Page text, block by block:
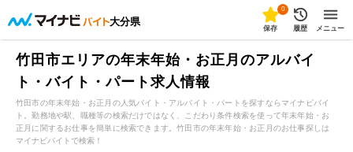
大分県
0
保存 履歴 メニュー
竹田市エリアの年末年始・お正月のアルバイ
ト・バイト・パート求人情報
竹田市の年末年始・お正月の人気バイト・アルバイト・パートを探すならマイナビバイ
ト。勤務地や駅、職種等の検索だけではなく、こだわり条件検索を使って年末年始・お
正月に関するお仕事を簡単に検索できます。竹田市の年末年始・お正月のお仕事探しは
マイナビバイトで検索！